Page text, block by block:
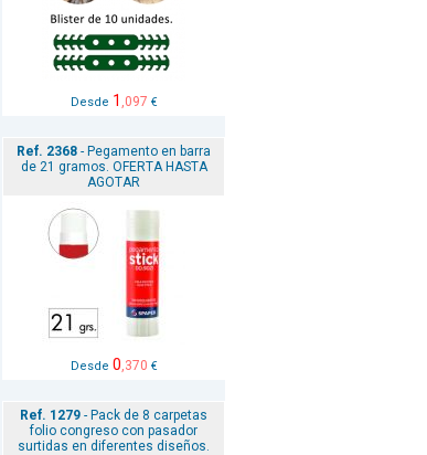
Desde 1 ,097 €
Ref. 2368 - Pegamento en barra
de 21 gramos. OFERTA HASTA
AGOTAR
Desde 0,370 €
Ref. 1279 - Pack de 8 carpetas
folio congreso con pasador
surtidas en diferentes diseños.